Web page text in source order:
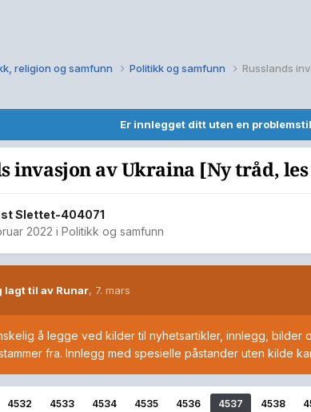
religion og samfunn Politikk og samfunn Russlands
Er innlegget ditt uten en
invasjon av Ukraina [Ny tråd,
Slettet-404071
2022 i Politikk og samfunn
lagt til av Runar, 7. mars
å legge ved kilder til nyhetsartikler, innlegg,
fra. Innlegg med spesielle påstander uten kilde
4532 4533 4534 4535 4536 4537 4538